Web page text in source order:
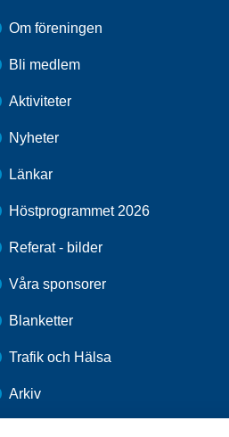
Om föreningen
Bli medlem
Aktiviteter
Nyheter
Länkar
Höstprogrammet 2026
Referat - bilder
Våra sponsorer
Blanketter
Trafik och Hälsa
Arkiv